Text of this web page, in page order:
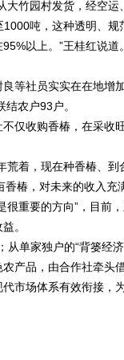
竹园村发货，经空
吨，这种透明、规
以上。”王桂红说道。
社员实实在在地增
农户93户。
收购香椿，在采收
着，现在种香椿、到
椿，对未来的收入充
要的方向”，目前
。
单家独户的“背篓经
产品，由合作社牵头
市场体系有效衔接，